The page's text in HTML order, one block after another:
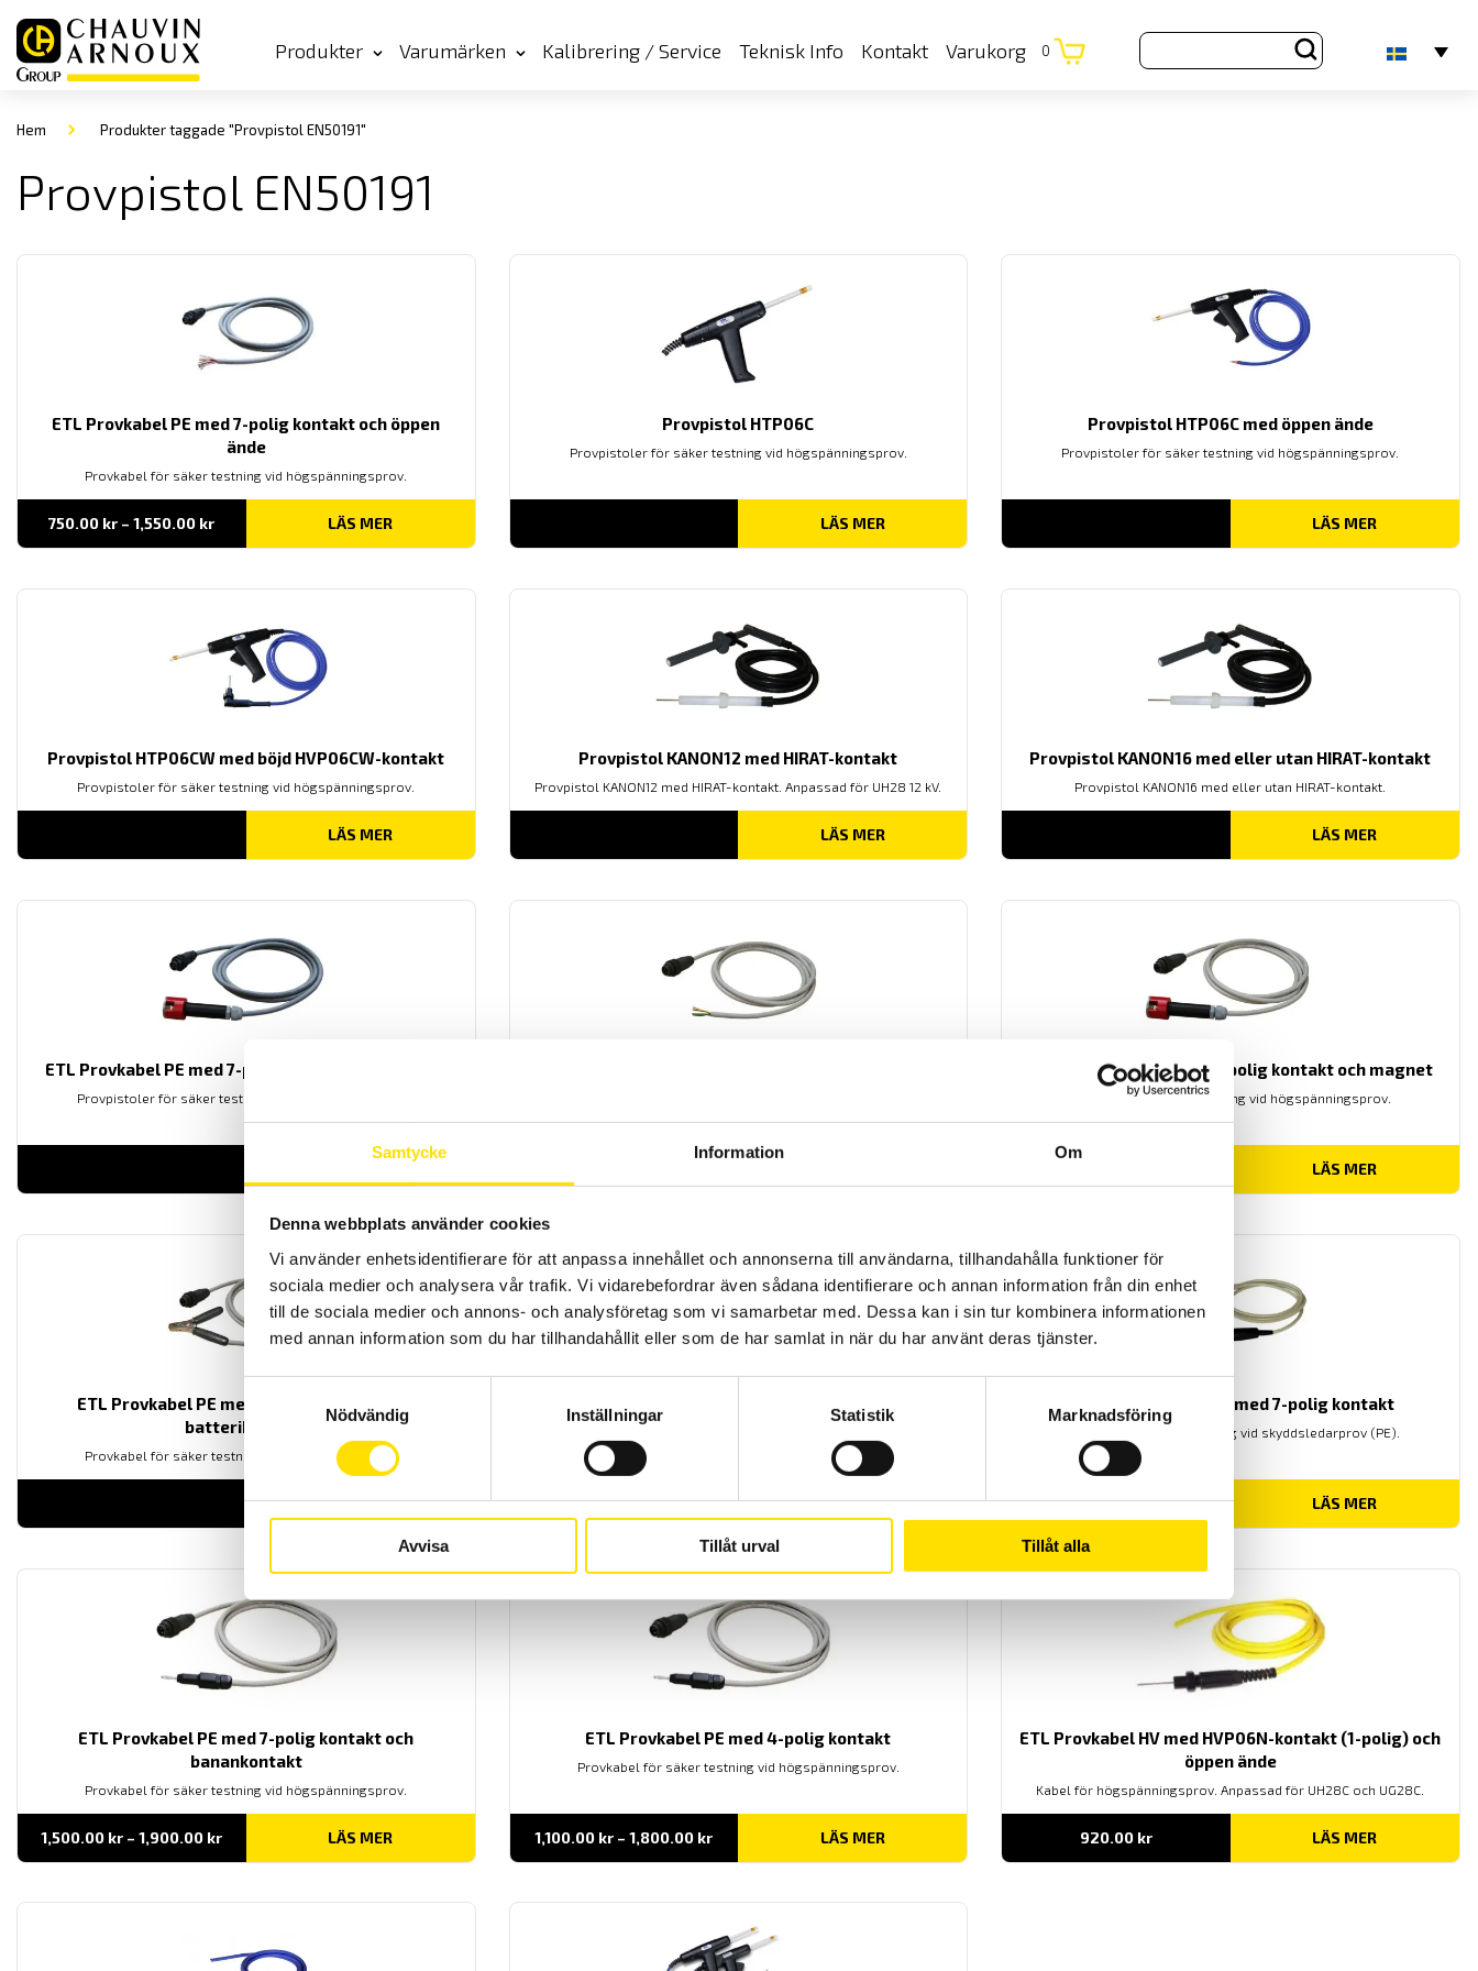
Samtycke Information Om
Denna webbplats använder cookies
Vi använder enhetsidentifierare för att anpassa innehållet och annonserna till användarna, tillhandahålla funktioner för
sociala medier och analysera vår trafik. Vi vidarebefordrar även sådana identifierare och annan information från din enhet
till de sociala medier och annons- och analysföretag som vi samarbetar med. Dessa kan i sin tur kombinera informationen
med annan information som du har tillhandahållit eller som de har samlat in när du har använt deras tjänster.
Nödvändig
Inställningar Statistik Marknadsföring
Avvisa Tillåt urval Tillåt alla
Produkter Varumärken Kalibrering / Service Teknisk Info Kontakt Varukorg 0
Hem Produkter taggade "Provpistol EN50191"
Provpistol EN50191
ETL Provkabel PE med 7-polig kontakt och öppen
ände
Provkabel för säker testning vid högspänningsprov.
750.00 kr – 1,550.00 krPrisintervall:
till
LÄS MER
Provpistol HTP06C
Provpistoler för säker testning vid högspänningsprov.
LÄS MER
Provpistol HTP06C med öppen ände
Provpistoler för säker testning vid högspänningsprov.
LÄS MER
Provpistol HTP06CW med böjd HVP06CW-kontakt
Provpistoler för säker testning vid högspänningsprov.
LÄS MER
Provpistol KANON12 med HIRAT-kontakt
Provpistol KANON12 med HIRAT-kontakt. Anpassad för UH28 12 kV.
LÄS MER
Provpistol KANON16 med eller utan HIRAT-kontakt
Provpistol KANON16 med eller utan HIRAT-kontakt.
LÄS MER
ETL Provkabel PE med 7-polig kontakt och magnet
Provpistoler för säker testning vid högspänningsprov.
Provkabel för säker testning vid högspänningsprov.
650.00 kr
ETL Provkabel PE med 4-polig kontakt och magnet
Provkabel för säker testning vid högspänningsprov.
LÄS MER
ETL Provkabel PE med 4-polig kontakt och
batteriklämma
Provkabel för säker testning vid högspänningsprov.
LÄS MER
ETL Provspets VP400 med 7-polig kontakt
3,100.00kr–4,500.00krPrisintervall:
3,100.00 kr
till
4,500.00 kr
LÄS MER
ETL Provspets VP36 med 7-polig kontakt
Provspets för enkel testning vid skyddsledarprov (PE).
3,450.00kr–4,200.00krPrisintervall:
LÄS MER
ETL Provkabel PE med 7-polig kontakt och
banankontakt
Provkabel för säker testning vid högspänningsprov.
1,500.00 kr – 1,900.00 krPrisintervall:
till
LÄS MER
ETL Provkabel PE med 4-polig kontakt
Provkabel för säker testning vid högspänningsprov.
1,100.00 kr – 1,800.00 krPrisintervall:
till
LÄS MER
ETL Provkabel HV med HVP06N-kontakt (1-polig) och
öppen ände
Kabel för högspänningsprov. Anpassad för UH28C och UG28C.
920.00 kr LÄS MER